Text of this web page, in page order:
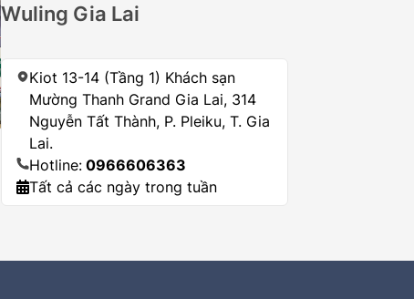
Wuling Gia Lai
Kiot 13-14 (Tầng 1) Khách sạn
Mường Thanh Grand Gia Lai, 314
Nguyễn Tất Thành, P. Pleiku, T. Gia
Lai.
Hotline: 0966606363
Tất cả các ngày trong tuần